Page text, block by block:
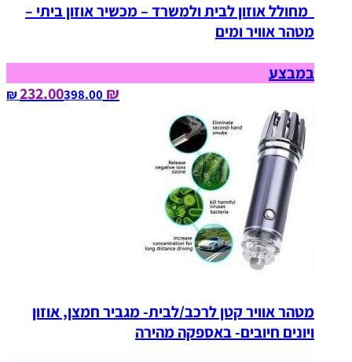
מחולל אוזון לבית ולמשרד – מכשיר אוזון ביתי –
מטהר אוויר ומים
במבצע
₪ 232.00
398.00‏ ₪
מטהר אוויר קטן לרכב/לבית- מגביר חמצן, אוזון
ויונים חיובים- באספקה מהירה